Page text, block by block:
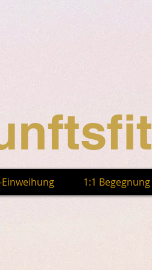
1:1 Begegnung